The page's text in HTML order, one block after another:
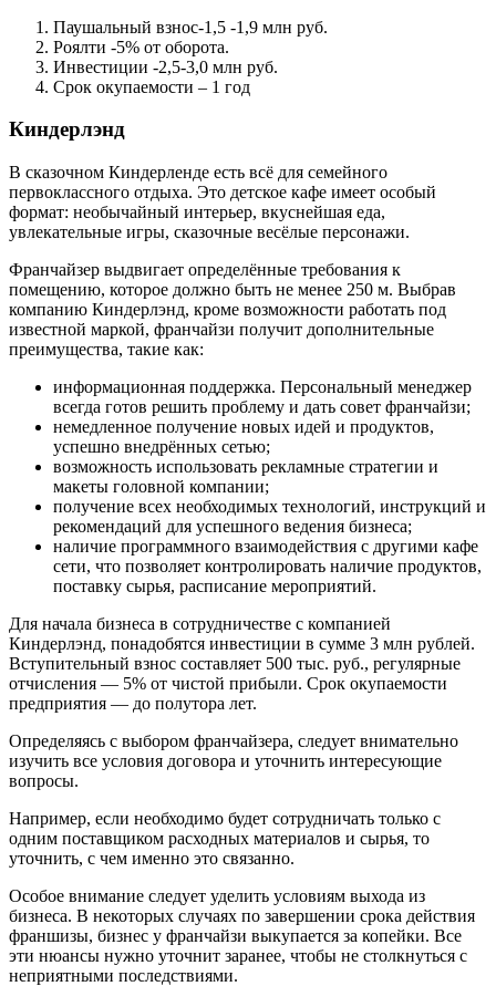
Паушальный взнос-1,5 -1,9 млн руб.
Роялти -5% от оборота.
Инвестиции -2,5-3,0 млн руб.
Срок окупаемости – 1 год
Киндерлэнд
В сказочном Киндерленде есть всё для семейного
первоклассного отдыха. Это детское кафе имеет особый
формат: необычайный интерьер, вкуснейшая еда,
увлекательные игры, сказочные весёлые персонажи.
Франчайзер выдвигает определённые требования к
помещению, которое должно быть не менее 250 м. Выбрав
компанию Киндерлэнд, кроме возможности работать под
известной маркой, франчайзи получит дополнительные
преимущества, такие как:
информационная поддержка. Персональный менеджер
всегда готов решить проблему и дать совет франчайзи;
немедленное получение новых идей и продуктов,
успешно внедрённых сетью;
возможность использовать рекламные стратегии и
макеты головной компании;
получение всех необходимых технологий, инструкций и
рекомендаций для успешного ведения бизнеса;
наличие программного взаимодействия с другими кафе
сети, что позволяет контролировать наличие продуктов,
поставку сырья, расписание мероприятий.
Для начала бизнеса в сотрудничестве с компанией
Киндерлэнд, понадобятся инвестиции в сумме 3 млн рублей.
Вступительный взнос составляет 500 тыс. руб., регулярные
отчисления — 5% от чистой прибыли. Срок окупаемости
предприятия — до полутора лет.
Определяясь с выбором франчайзера, следует внимательно
изучить все условия договора и уточнить интересующие
вопросы.
Например, если необходимо будет сотрудничать только с
одним поставщиком расходных материалов и сырья, то
уточнить, с чем именно это связанно.
Особое внимание следует уделить условиям выхода из
бизнеса. В некоторых случаях по завершении срока действия
франшизы, бизнес у франчайзи выкупается за копейки. Все
эти нюансы нужно уточнит заранее, чтобы не столкнуться с
неприятными последствиями.